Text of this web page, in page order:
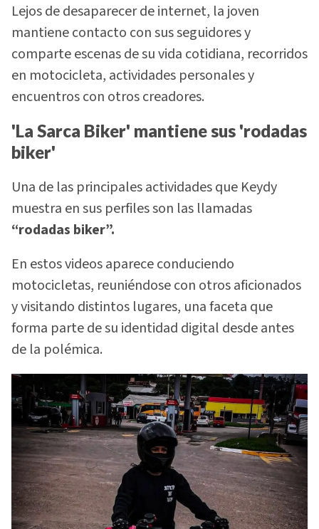
Lejos de desaparecer de internet, la joven
mantiene contacto con sus seguidores y
comparte escenas de su vida cotidiana, recorridos
en motocicleta, actividades personales y
encuentros con otros creadores.
'La Sarca Biker' mantiene sus 'rodadas
biker'
Una de las principales actividades que Keydy
muestra en sus perfiles son las llamadas
“rodadas biker”.
En estos videos aparece conduciendo
motocicletas, reuniéndose con otros aficionados
y visitando distintos lugares, una faceta que
forma parte de su identidad digital desde antes
de la polémica.